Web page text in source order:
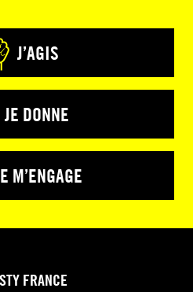
J’AGIS
JE DONNE
M’ENGAGE
FRANCE